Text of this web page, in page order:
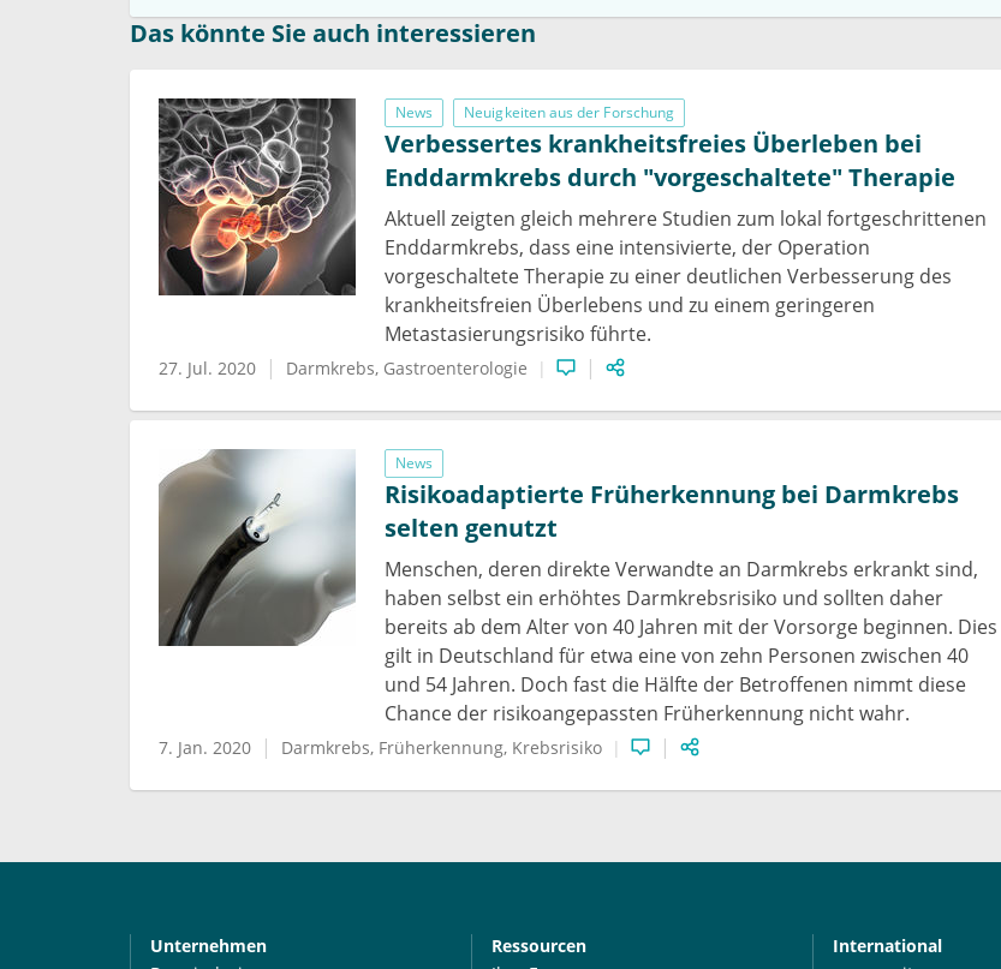
Das könnte Sie auch interessieren
News Neuigkeiten aus der Forschung
Verbessertes krankheitsfreies Überleben bei
Enddarmkrebs durch "vorgeschaltete" Therapie
Aktuell zeigten gleich mehrere Studien zum lokal fortgeschrittenen
Enddarmkrebs, dass eine intensivierte, der Operation
vorgeschaltete Therapie zu einer deutlichen Verbesserung des
krankheitsfreien Überlebens und zu einem geringeren
Metastasierungsrisiko führte.
27. Jul. 2020 Darmkrebs Gastroenterologie
News
Risikoadaptierte Früherkennung bei Darmkrebs
selten genutzt
Menschen, deren direkte Verwandte an Darmkrebs erkrankt sind,
haben selbst ein erhöhtes Darmkrebsrisiko und sollten daher
bereits ab dem Alter von 40 Jahren mit der Vorsorge beginnen. Dies
gilt in Deutschland für etwa eine von zehn Personen zwischen 40
und 54 Jahren. Doch fast die Hälfte der Betroffenen nimmt diese
Chance der risikoangepassten Früherkennung nicht wahr.
7. Jan. 2020 Darmkrebs Früherkennung Krebsrisiko
Unternehmen
Ressourcen
International